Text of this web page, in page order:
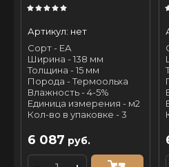
Артикул: нет
Сорт - ЕА
Ширина - 138 мм
Толщина - 15 мм
Порода - Термоольха
Влажность - 4-5%
Единица измерения - м2
Кол-во в упаковке - 3
6 087 руб.